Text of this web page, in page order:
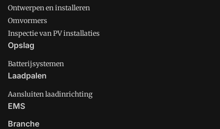
Ontwerpen en installeren
Omvormers
Inspectie van PV installaties
Opslag
Batterijsystemen
Laadpalen
Aansluiten laadinrichting
EMS
Branche